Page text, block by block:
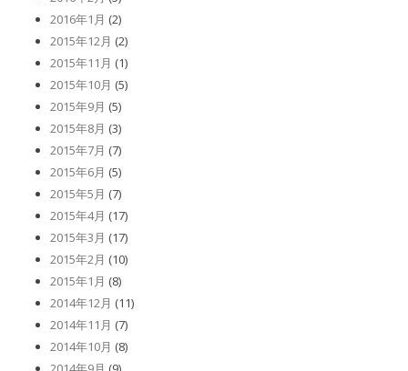
2016年1月 (2)
2015年12月 (2)
2015年11月 (1)
2015年10月 (5)
2015年9月 (5)
2015年8月 (3)
2015年7月 (7)
2015年6月 (5)
2015年5月 (7)
2015年4月 (17)
2015年3月 (17)
2015年2月 (10)
2015年1月 (8)
2014年12月 (11)
2014年11月 (7)
2014年10月 (8)